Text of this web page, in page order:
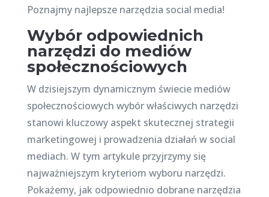
Poznajmy najlepsze narzędzia social media!
Wybór odpowiednich
narzędzi do mediów
społecznościowych
W dzisiejszym dynamicznym świecie mediów
społecznościowych wybór właściwych narzędzi
stanowi kluczowy aspekt skutecznej strategii
marketingowej i prowadzenia działań w social
mediach. W tym artykule przyjrzymy się
najważniejszym kryteriom wyboru narzędzi.
Pokażemy, jak odpowiednio dobrane narzędzia